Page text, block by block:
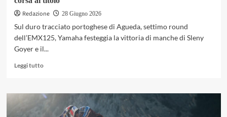
Redazione
28 Giugno 2026
Sul duro tracciato portoghese di Agueda, settimo round
dell’EMX125, Yamaha festeggia la vittoria di manche di Sleny
Goyer e il...
Leggi tuttoLeggi
su
Portogallo,